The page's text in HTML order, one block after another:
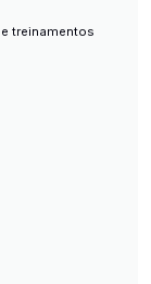
treinamentos